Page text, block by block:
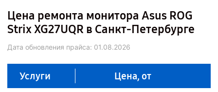
Цена ремонта монитора Asus ROG
Strix XG27UQR в Санкт-Петербурге
Дата обновления прайса: 01.08.2026
Услуги Цена, от